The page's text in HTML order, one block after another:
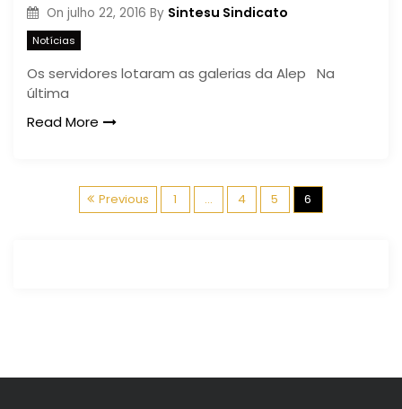
On julho 22, 2016 By Sintesu Sindicato
Notícias
Os servidores lotaram as galerias da Alep Na
última
Read More
N
Previous 1 … 4 5 6